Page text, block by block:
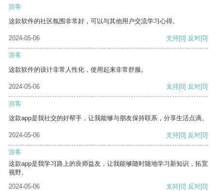
游客
这款软件的社区氛围非常好，可以与其他用户交流学习心得。
2024-05-06 支持[0] 反对[0]
游客
这款软件的设计非常人性化，使用起来非常舒服。
2024-05-06 支持[0] 反对[0]
游客
这款app是我社交的好帮手，让我能够与朋友保持联系，分享生活点滴。
2024-05-06 支持[0] 反对[0]
游客
这款app是我学习路上的良师益友，让我能够随时随地学习新知识，拓宽
视野。
2024-05-06
支持[0] 反对[0]